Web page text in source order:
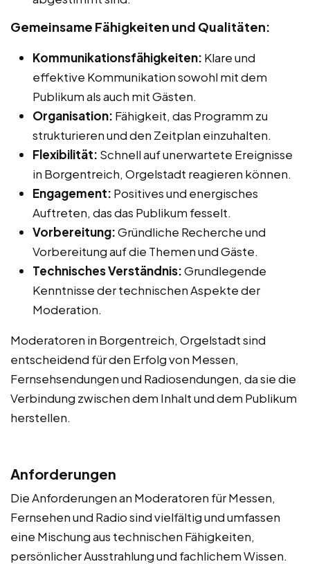
Gemeinsame Fähigkeiten und Qualitäten:
Kommunikationsfähigkeiten: Klare und
effektive Kommunikation sowohl mit dem
Publikum als auch mit Gästen.
Organisation: Fähigkeit, das Programm zu
strukturieren und den Zeitplan einzuhalten.
Flexibilität: Schnell auf unerwartete Ereignisse
in Borgentreich, Orgelstadt reagieren können.
Engagement: Positives und energisches
Auftreten, das das Publikum fesselt.
Vorbereitung:Gründliche Recherche und
Vorbereitung auf die Themen und Gäste.
Technisches Verständnis:Grundlegende
Kenntnisse der technischen Aspekte der
Moderation.
Moderatoren in Borgentreich, Orgelstadt sind
entscheidend für den Erfolg von Messen,
Fernsehsendungen und Radiosendungen, da sie die
Verbindung zwischen dem Inhalt und dem Publikum
herstellen.
Anforderungen
Die Anforderungen an Moderatoren für Messen,
Fernsehen und Radio sind vielfältig und umfassen
eine Mischung aus technischen Fähigkeiten,
persönlicher Ausstrahlung und fachlichem Wissen.